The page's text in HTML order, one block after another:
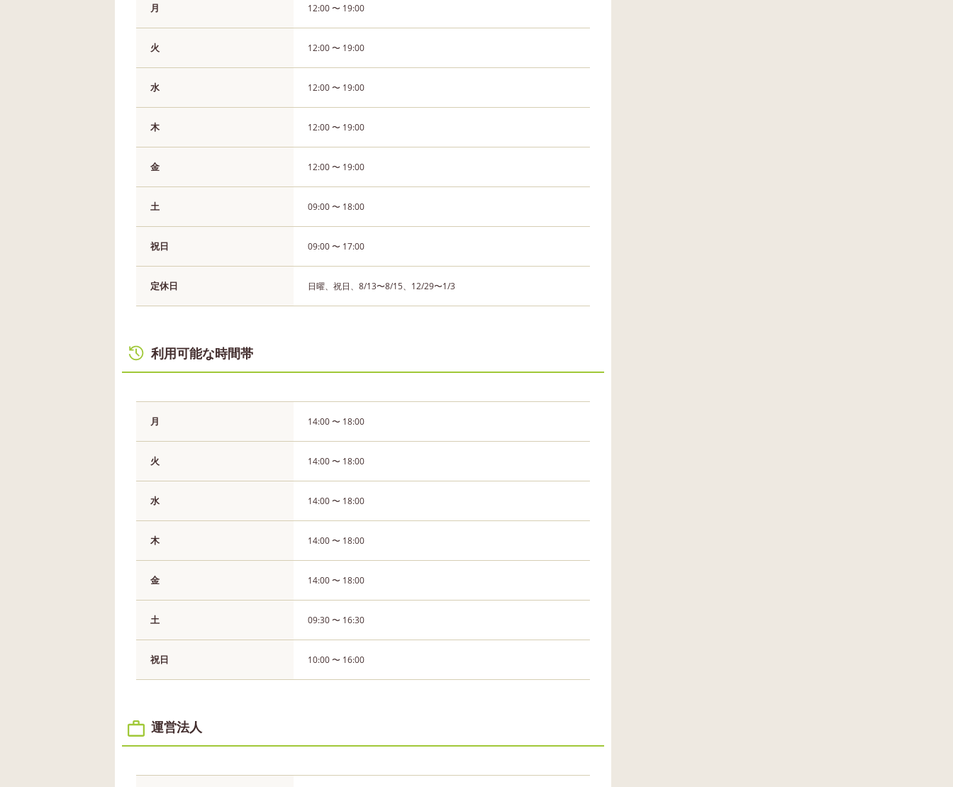
月 12:00 〜 19:00
火 12:00 〜 19:00
水 12:00 〜 19:00
木 12:00 〜 19:00
金 12:00 〜 19:00
土 09:00 〜 18:00
祝日 09:00 〜 17:00
定休日 日曜、祝日、8/13〜8/15、12/29〜1/3
利用可能な時間帯
月 14:00 〜 18:00
火 14:00 〜 18:00
水 14:00 〜 18:00
木 14:00 〜 18:00
金 14:00 〜 18:00
土 09:30 〜 16:30
祝日 10:00 〜 16:00
運営法人